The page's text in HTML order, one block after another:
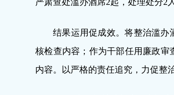
严肃查处滥办酒席2起，处理处分2人
结果运用促成效。将整治滥办
核检查内容；作为干部任用廉政
内容。以严格的责任追究，力促整